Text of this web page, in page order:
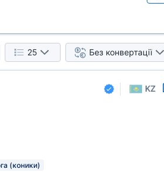
25 Без конвертації
KZ
(коники)